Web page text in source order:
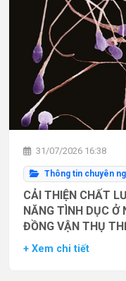
31/07/2026 16:38
Thông tin chuyên
CẢI THIỆN CHẤT
NĂNG TÌNH DỤC Ở
ĐỒNG VẬN THỤ
+ Xem chi tiết